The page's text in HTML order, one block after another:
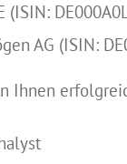
(ISIN:
AG (ISIN:
Ihnen